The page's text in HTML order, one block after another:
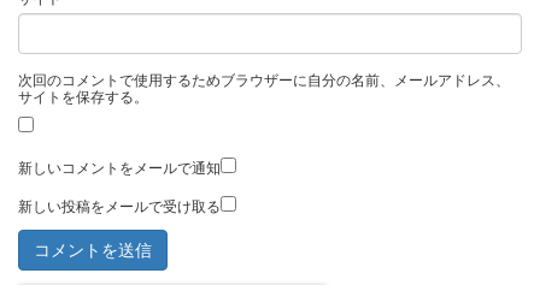
次回のコメントで使用するためブラウザーに自分の名前、メールアドレス、
サイトを保存する。
新しいコメントをメールで通知
新しい投稿をメールで受け取る